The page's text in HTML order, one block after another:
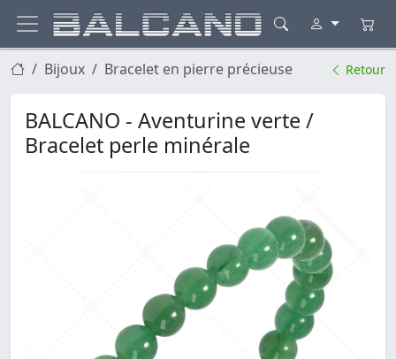
Bijoux Bracelet en pierre précieuse Retour
BALCANO - Aventurine verte /
Bracelet perle minérale